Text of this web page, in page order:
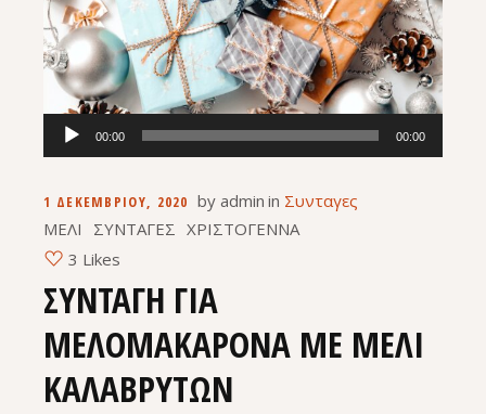
Πρόγραμμα
Αναπαραγωγής
Ήχου
00:00 00:00
1 ΔΕΚΕΜΒΡΊΟΥ, 2020 by admin in Συνταγες
ΜΕΛΙ
ΣΥΝΤΑΓΕΣ
ΧΡΙΣΤΟΓΕΝΝΑ
3 Likes
ΣΥΝΤΑΓΗ ΓΙΑ
ΜΕΛΟΜΑΚΑΡΟΝΑ ΜΕ ΜΕΛΙ
ΚΑΛΑΒΡΥΤΩΝ